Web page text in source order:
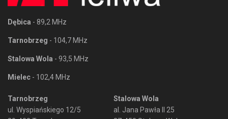
Dębica - 89,2 MHz
Tarnobrzeg - 104,7 MHz
Stalowa Wola - 93,5 MHz
Mielec - 102,4 MHz
Tarnobrzeg
ul. Wyspiańskiego 12/5
Stalowa Wola
al. Jana Pawła II 25